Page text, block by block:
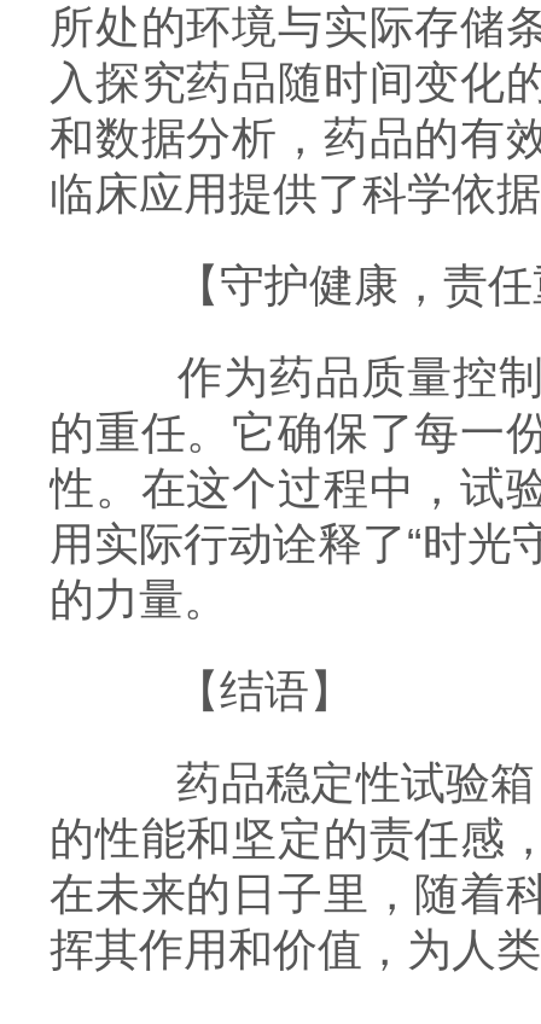
所处的环境与实际存储
入探究药品随时间变化
和数据分析，药品的有
临床应用提供了科学依
【守护健康，责任
作为药品质量控制
的重任。它确保了每一
性。在这个过程中，试
用实际行动诠释了“时光
的力量。
【结语】
药品稳定性试验箱
的性能和坚定的责任感
在未来的日子里，随着
挥其作用和价值，为人